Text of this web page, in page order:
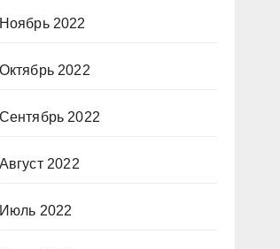
Ноябрь 2022
Октябрь 2022
Сентябрь 2022
Август 2022
Июль 2022